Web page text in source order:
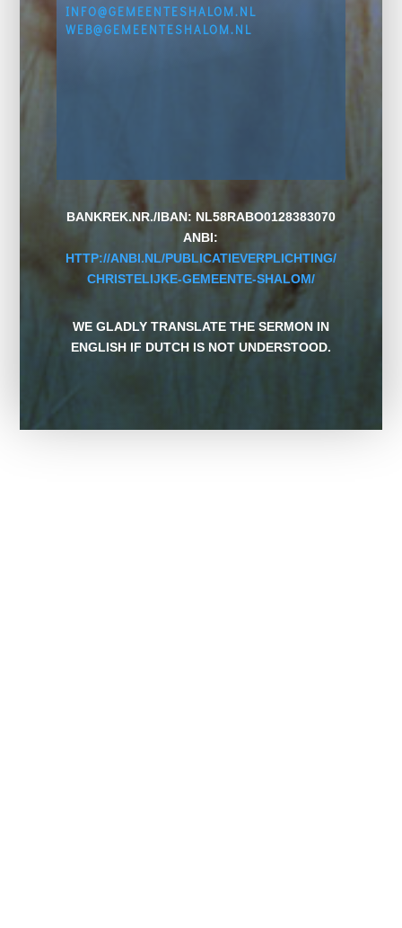
INFO@GEMEENTESHALOM.NL
WEB@GEMEENTESHALOM.NL
BANKREK.NR./IBAN: NL58RABO0128383070
ANBI:
HTTP://ANBI.NL/PUBLICATIEVERPLICHTING/
CHRISTELIJKE-GEMEENTE-SHALOM/
WE GLADLY TRANSLATE THE SERMON IN
ENGLISH IF DUTCH IS NOT UNDERSTOOD.